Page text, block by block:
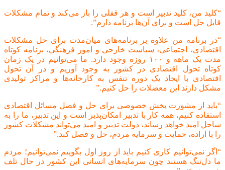
“کلید من، کلید تدبیر است و هر قفلی را باز می‌کند و تمام مشکلات
قابل حل است و برای آن‌ها برنامه دارم”.
“در برنامه من علاوه بر برنامه‌های میان‌مدت برای حل مشکلات
اقتصادی، اجتماعی، سیاست خارجی و امور فرهنگی، برنامه کوتاه
مدت یک ماهه و ۱۰۰ روزه وجود دارد. ما می‌توانیم در یک زمان
کوتاه تحول اقتصادی در کشور به وجود آوریم و در آن تحول
اقتصادی با ایجاد یک دوره تنفس به کارخانه‌ها و مراکز تولیدی
مشکل دارند این معضلات را حل کنیم.”
“باید از مشورت بخش خصوصی برای حل و فصل مسائل اقتصادی
استفاده کنیم، همه کار با تدبیر امکان‌پذیر است و این تدبیر، ما را به
ساحل امید خواهد رساند، دولت تدبیر و امید می‌تواند مشکلات کشور
را با اراده، حمایت و سرمایه مردم، حل و فصل کند.”
“اگر نمی‌توانیم کاری کنیم باید از روز اول بگوییم نمی‌توانیم؛ مردم
ما دل‌تنگ هستند چون سرمایه‌های انسانی این کشور در حال تلف